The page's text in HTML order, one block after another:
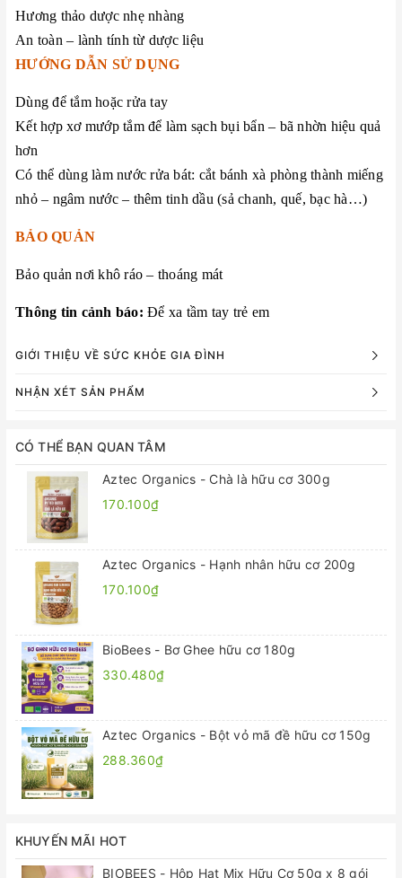
Hương thảo dược nhẹ nhàng
An toàn – lành tính từ dược liệu
HƯỚNG DẪN SỬ DỤNG
Dùng để tắm hoặc rửa tay
Kết hợp xơ mướp tắm để làm sạch bụi bẩn – bã nhờn hiệu quả
hơn
Có thể dùng làm nước rửa bát: cắt bánh xà phòng thành miếng
nhỏ – ngâm nước – thêm tinh dầu (sả chanh, quế, bạc hà…)
BẢO QUẢN
Bảo quản nơi khô ráo – thoáng mát
Thông tin cảnh báo: Để xa tầm tay trẻ em
GIỚI THIỆU VỀ SỨC KHỎE GIA ĐÌNH
NHẬN XÉT SẢN PHẨM
CÓ THỂ BẠN QUAN TÂM
Aztec Organics - Chà là hữu cơ 300g
170.100₫
Aztec Organics - Hạnh nhân hữu cơ 200g
170.100₫
BioBees - Bơ Ghee hữu cơ 180g
330.480₫
Aztec Organics - Bột vỏ mã đề hữu cơ 150g
288.360₫
KHUYẾN MÃI HOT
BIOBEES - Hộp Hạt Mix Hữu Cơ 50g x 8 gói